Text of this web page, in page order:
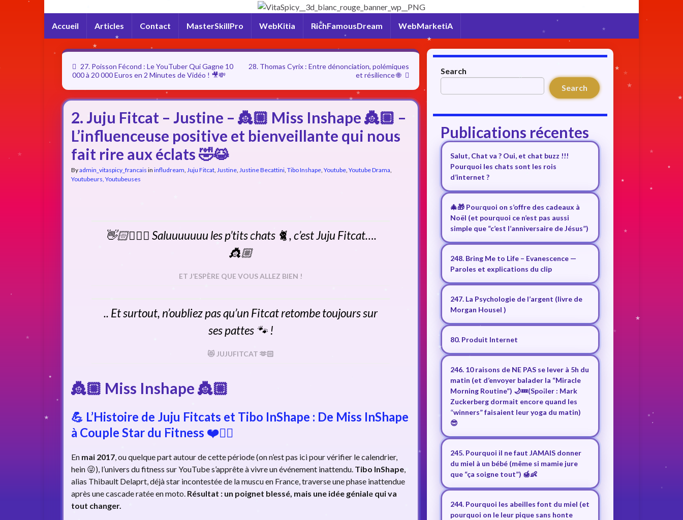
Accueil Articles Contact MasterSkillPro WebKitia RichFamousDream WebMarketiA
27. Poisson Fécond : Le YouTuber Qui Gagne 10
000 à 20 000 Euros en 2 Minutes de Vidéo ! 🎥💸
28. Thomas Cyrix : Entre dénonciation, polémiques
et résilience 🌐
2. Juju Fitcat – Justine – 👸🏼 Miss Inshape 👸🏼 –
L’influenceuse positive et bienveillante qui nous
fait rire aux éclats 🤣😹
Byadmin_vitaspicy_francais in infludream Juju Fitcat Justine Justine Becattini Tibo Inshape Youtube Youtube Drama
Youtubeurs, Youtubeuses
👋🏻🙋🏼‍♀️ Saluuuuuuu les p’tits chats 🐈 , c’est Juju Fitcat….
👸🏼
ET J’ESPÈRE QUE VOUS ALLEZ BIEN !
.. Et surtout, n’oubliez pas qu’un Fitcat retombe toujours sur
ses pattes 🐾 !
😻 JUJUFITCAT 🫶🏻
👸🏼 Miss Inshape 👸🏼
💪 L’Histoire de Juju Fitcats et Tibo InShape : De Miss InShape
à Couple Star du Fitness ❤️🏋️‍♂️
En mai 2017, ou quelque part autour de cette période (on n’est pas ici pour vérifier le calendrier,
hein 😜), l’univers du fitness sur YouTube s’apprête à vivre un événement inattendu. Tibo InShape,
alias Thibault Delaprt, déjà star incontestée de la muscu en France, traverse une phase inattendue
après une cascade ratée en moto. Résultat : un poignet blessé, mais une idée géniale qui va
tout changer.
Search
Search
Publications récentes
Salut, Chat va ? Oui, et chat buzz !!!
Pourquoi les chats sont les rois
d’internet ?
🎄🎁 Pourquoi on s’offre des cadeaux à
Noël (et pourquoi ce n’est pas aussi
simple que “c’est l’anniversaire de Jésus”)
248. Bring Me to Life – Evanescence —
Paroles et explications du clip
247. La Psychologie de l’argent (livre de
Morgan Housel )
80. Produit Internet
246. 10 raisons de NE PAS se lever à 5h du
matin (et d’envoyer balader la “Miracle
Morning Routine”) 🌙💤(Spoiler : Mark
Zuckerberg dormait encore quand les
“winners” faisaient leur yoga du matin)
😎
245. Pourquoi il ne faut JAMAIS donner
du miel à un bébé (même si mamie jure
que “ça soigne tout”) 🍯👶
244. Pourquoi les abeilles font du miel (et
pourquoi on le leur pique sans honte